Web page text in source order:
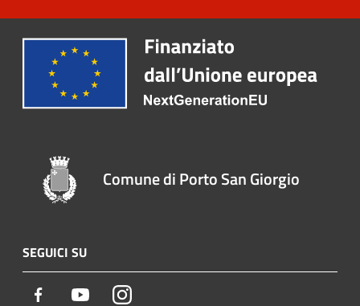
Comune di Porto San Giorgio
SEGUICI SU
Facebook YoutubeInstagram